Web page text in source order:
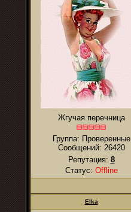
Жгучая перечница
Группа: Проверенные
Сообщений: 26420
Репутация: 8
Статус: Offline
Elka